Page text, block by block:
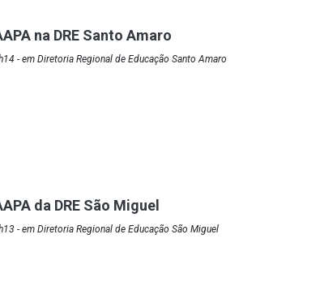
na DRE Santo Amaro
- em Diretoria Regional de Educação Santo Amaro
da DRE São Miguel
- em Diretoria Regional de Educação São Miguel